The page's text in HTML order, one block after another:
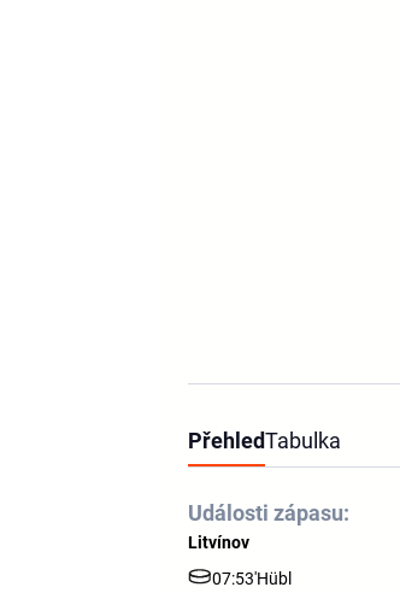
PřehledTabulka
Události zápasu:
Litvínov
07:53'Hübl